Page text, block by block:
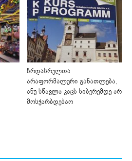
ზრდასრულთა
არაფორმალური განათლება,
ანუ სწავლა კაცს სიბერემდე არ
მოსჭარბდებაო